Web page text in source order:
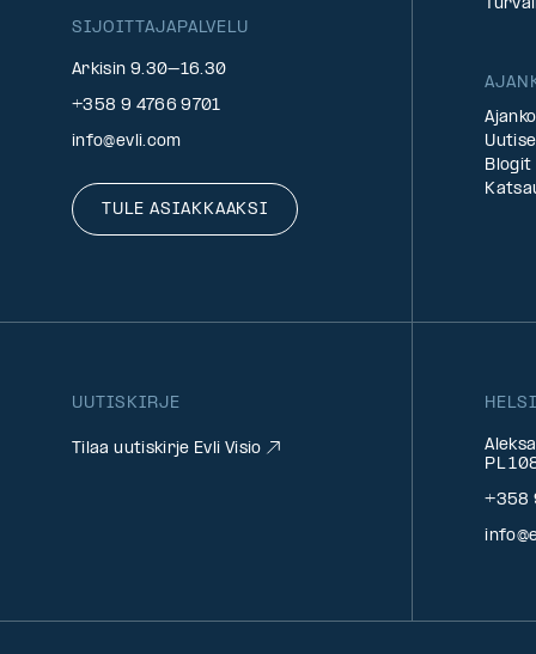
SIJOITTAJAPALVELU
Arkisin 9.30–16.30
+358 9 4766 9701
info@evli.com
TULE ASIAKKAAKSI
Blogit
UUTISKIRJE
Tilaa uutiskirje Evli Visio
PL
+358